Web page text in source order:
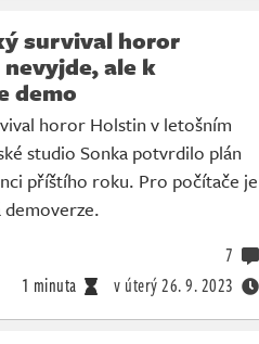
survival horor
ale k
demo
horor Holstin v letošním
studio Sonka potvrdilo plán
příštího roku. Pro počítače je
demoverze.
1 minuta v úterý26. 9. 2023
7